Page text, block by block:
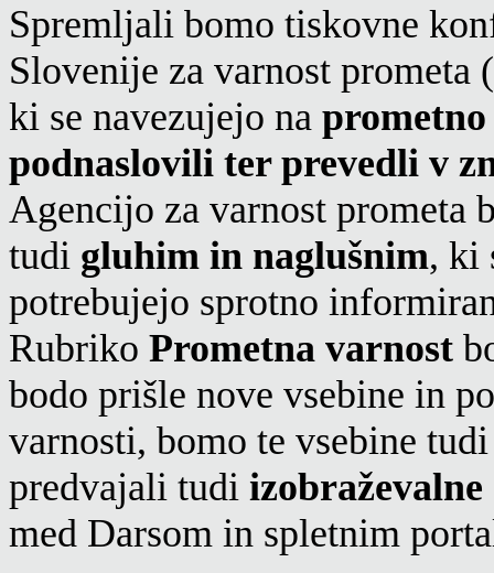
Spremljali bomo tiskovne
Slovenije za varnost
ki se navezujejo na
podnaslovili ter prevedli v
Agencijo za varnost prometa
tudi gluhim in naglušnim, ki
potrebujejo sprotno
Rubriko Prometna varnost
bodo prišle nove vsebine in
varnosti, bomo te vsebine
predvajali tudi izobraževalne
med Darsom in spletnim